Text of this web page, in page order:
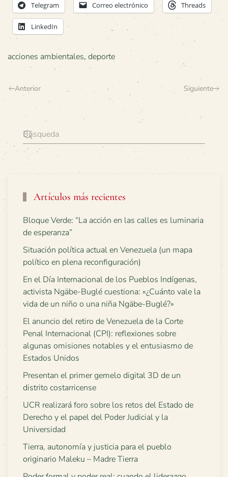
Telegram Correo electrónico Threads
LinkedIn
acciones ambientales, deporte
Anterior Siguiente
Artículos más recientes
Bloque Verde: “La acción en las calles es luminaria
de esperanza”
Situación política actual en Venezuela (un mapa
político en plena reconfiguración)
En el Día Internacional de los Pueblos Indígenas,
activista Ngäbe-Buglé cuestiona: «¿Cuánto vale la
vida de un niño o una niña Ngäbe-Buglé?»
El anuncio del retiro de Venezuela de la Corte
Penal Internacional (CPI): reflexiones sobre
algunas omisiones notables y el entusiasmo de
Estados Unidos
Presentan el primer gemelo digital 3D de un
distrito costarricense
UCR realizará foro sobre los retos del Estado de
Derecho y el papel del Poder Judicial y la
Universidad
Tierra, autonomía y justicia para el pueblo
originario Maleku – Madre Tierra